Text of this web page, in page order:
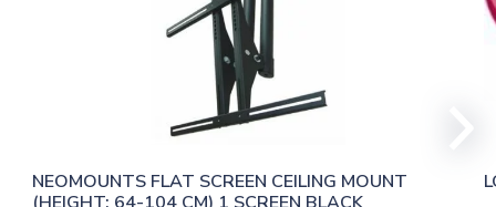
NEOMOUNTS FLAT SCREEN CEILING MOUNT